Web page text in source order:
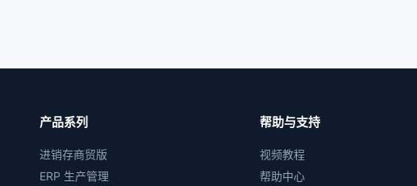
产品系列
进销存商贸版
ERP 生产管理
帮助与支持
视频教程
帮助中心